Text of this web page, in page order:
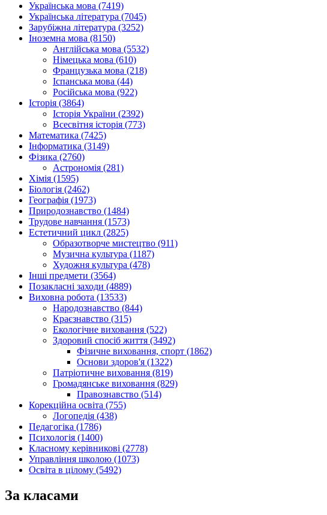
Українська мова (7419)
Українська література (7045)
Зарубіжна література (3252)
Іноземна мова (8150)
Англійська мова (5532)
Німецька мова (610)
Французька мова (218)
Іспанська мова (44)
Російська мова (922)
Історія (3864)
Історія України (2392)
Всесвітня історія (773)
Математика (7425)
Інформатика (3149)
Фізика (2760)
Астрономія (281)
Хімія (1595)
Біологія (2462)
Географія (1973)
Природознавство (1484)
Трудове навчання (1573)
Естетичний цикл (2825)
Образотворче мистецтво (911)
Музична культура (1187)
Художня культура (478)
Інші предмети (3564)
Позакласні заходи (4889)
Виховна робота (13533)
Народознавство (844)
Краєзнавство (315)
Екологічне виховання (522)
Здоровий спосіб життя (3492)
Фізичне виховання, спорт (1862)
Основи здоров'я (1322)
Патріотичне виховання (819)
Громадянське виховання (829)
Правознавство (514)
Корекційна освіта (755)
Логопедія (438)
Педагогіка (1786)
Психологія (1400)
Класному керівникові (2778)
Управління школою (1073)
Освіта в цілому (5492)
За класами